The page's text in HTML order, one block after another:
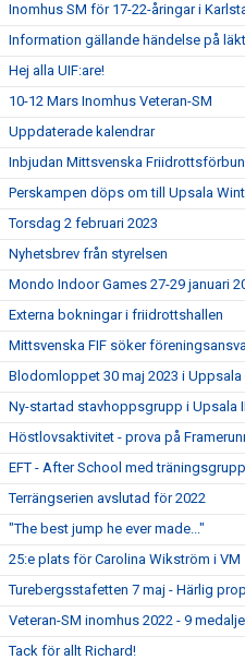
Inomhus SM för 17-22-åringar i
Information gällande händelse på
Hej alla UIF:are!
10-12 Mars Inomhus Veteran-SM
Uppdaterade kalendrar
Inbjudan Mittsvenska
Perskampen döps om till Upsala
Torsdag 2 februari 2023
Nyhetsbrev från styrelsen
Mondo Indoor Games 27-29 januari
Externa bokningar i friidrottshallen
Mittsvenska FIF söker
Blodomloppet 30 maj 2023 i Uppsala
Ny-startad stavhoppsgrupp i Upsala
Höstlovsaktivitet - prova på
EFT - After School med
Terrängserien avslutad för 2022
"The best jump he ever made..."
25:e plats för Carolina Wikström i VM
Turebergsstafetten 7 maj - Härlig
Veteran-SM inomhus 2022 - 9
Tack för allt Richard!